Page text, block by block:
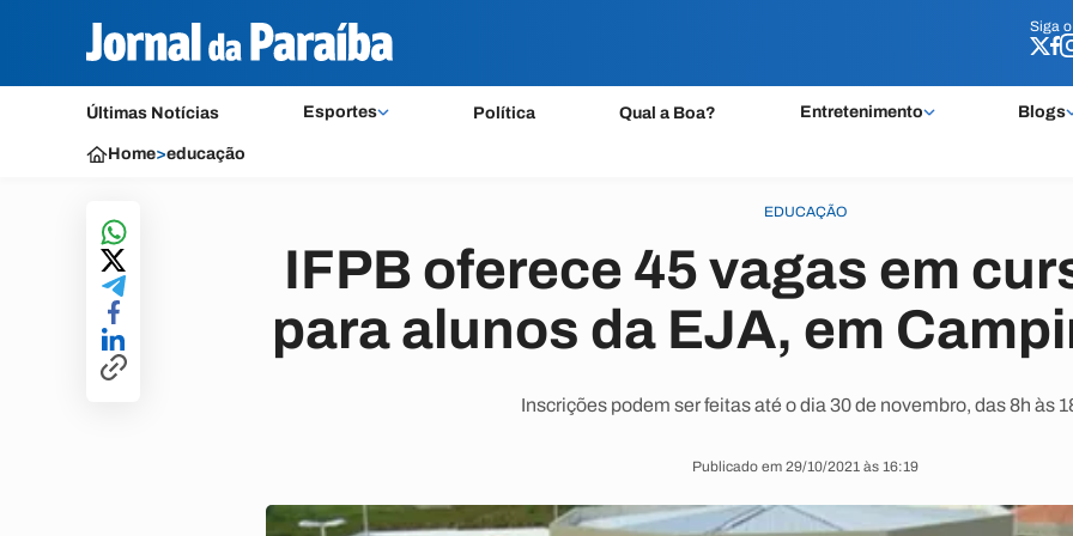
Siga o
Últimas Notícias Esportes Política Qual a Boa? Entretenimento Blogs
Siga o
Home>educação
EDUCAÇÃO
IFPB oferece 45 vagas em
para alunos da EJA, em
Inscrições podem ser feitas até o dia 30 de novembro, das 8h às
Publicado em 29/10/2021 às 16:19